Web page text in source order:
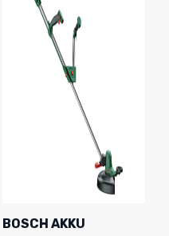
BOSCH AKKU